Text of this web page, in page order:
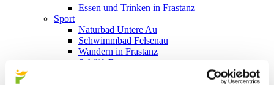
Essen und Trinken in Frastanz
Sport
Naturbad Untere Au
Schwimmbad Felsenau
Wandern in Frastanz
Schilift Bazora